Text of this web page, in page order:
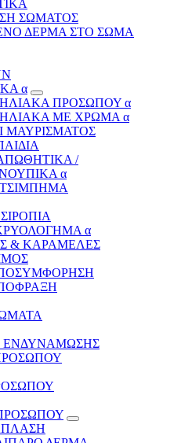
ΣΩΜΑΤΟΣ
ΔΕΡΜΑ ΣΤΟ ΣΩΜΑ
α
ΠΡΟΣΩΠΟΥ α
ΜΕ ΧΡΩΜΑ α
ΜΑΥΡΙΣΜΑΤΟΣ
/
α
α
& ΚΑΡΑΜΕΛΕΣ
ΕΝΔΥΝΑΜΩΣΗΣ